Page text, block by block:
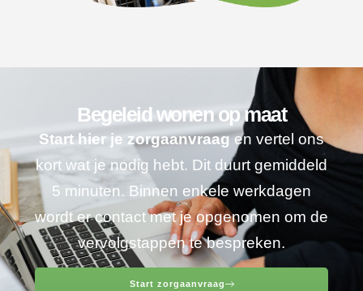
Begeleid wonen op maat
Start hier je zorgaanvraagen vertel ons
kort wat je nodig hebt. Dit duurt gemiddeld
5 minuten. Binnen enkele werkdagen
wordt er contact met je opgenomen om de
vervolgstappen te bespreken.
Start zorgaanvraag